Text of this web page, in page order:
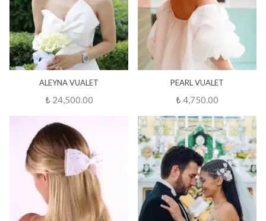
ALEYNA VUALET
₺ 24,500.00
PEARL VUALET
₺ 4,750.00